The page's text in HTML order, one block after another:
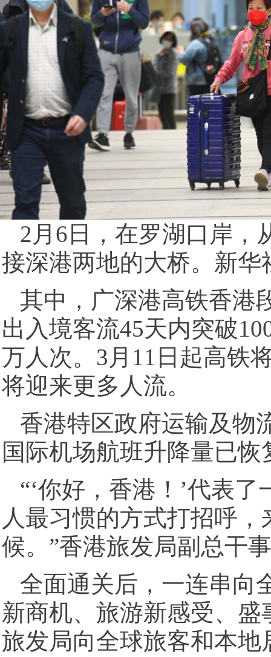
2月6日，在罗湖口岸，
接深港两地的大桥。新华
其中，广深港高铁香港
出入境客流45天内突破
万人次。3月11日起高铁
将迎来更多人流。
香港特区政府运输及物
国际机场航班升降量已恢
“‘你好，香港！’代表
人最习惯的方式打招呼
候。”香港旅发局副总干
全面通关后，一连串向
新商机、旅游新感受、
旅发局向全球旅客和本